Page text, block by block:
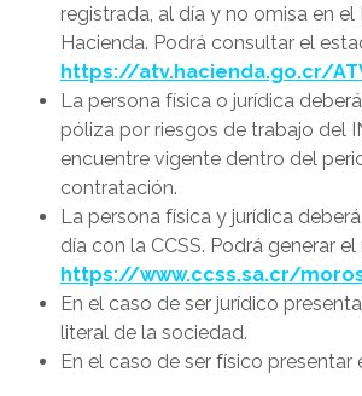
registrada, al día y no omisa en el
Hacienda. Podrá consultar el
https://atv.hacienda.go.cr/
La persona física o jurídica
póliza por riesgos de trabajo del
encuentre vigente dentro del
contratación.
La persona física y jurídica
día con la CCSS. Podrá generar
https://www.ccss.sa.cr/
En el caso de ser jurídico
literal de la sociedad.
En el caso de ser físico presentar